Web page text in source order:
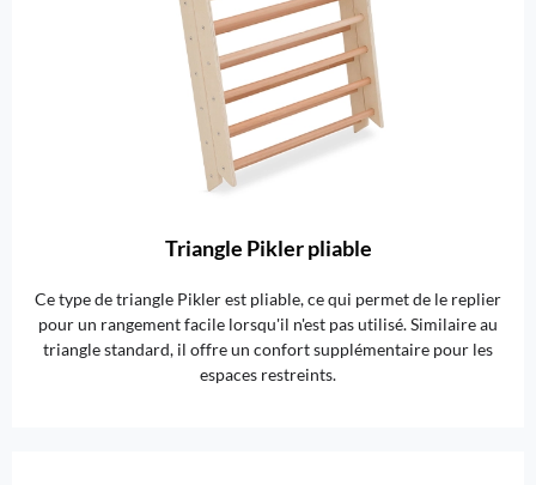
Triangle Pikler pliable
Ce type de triangle Pikler est pliable, ce qui permet de le replier
pour un rangement facile lorsqu'il n'est pas utilisé. Similaire au
triangle standard, il offre un confort supplémentaire pour les
espaces restreints.